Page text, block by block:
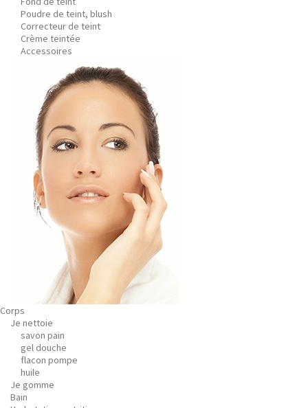
Poudre de teint, blush
Correcteur de teint
Crème teintée
Accessoires
Corps
Je nettoie
savon pain
gel douche
flacon pompe
huile
Je gomme
Bain